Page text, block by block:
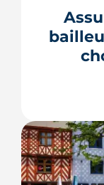
bureaux
sans que